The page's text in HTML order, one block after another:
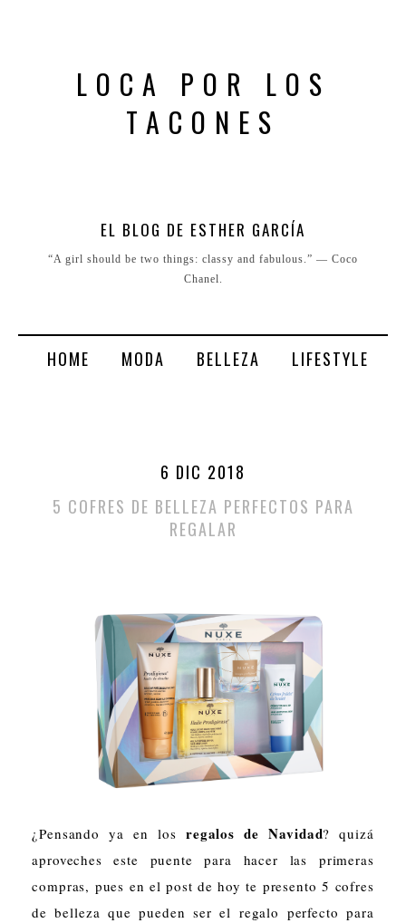
LOCA POR LOS
TACONES
EL BLOG DE ESTHER GARCÍA
“A girl should be two things: classy and fabulous.” ― Coco
Chanel.
HOME MODA BELLEZA LIFESTYLE
6 DIC 2018
5 COFRES DE BELLEZA PERFECTOS PARA
REGALAR
¿Pensando ya en los regalos de Navidad? quizá
aproveches este puente para hacer las primeras
compras, pues en el post de hoy te presento 5 cofres
de belleza que pueden ser el regalo perfecto para